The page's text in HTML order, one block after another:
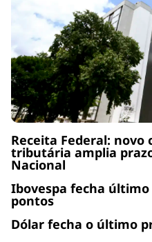
Receita Federal:
tributária amplia
Nacional
Ibovespa fecha último
pontos
Dólar fecha o último